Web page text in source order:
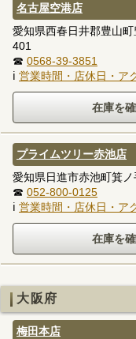
名古屋空港店
愛知県西春日井郡豊山
401
☎ 0568-39-3851
ℹ 営業時間・店休日・ア
プライムツリー赤池店
愛知県日進市赤池町箕
☎ 052-800-0125
ℹ 営業時間・店休日・ア
大阪府
梅田本店